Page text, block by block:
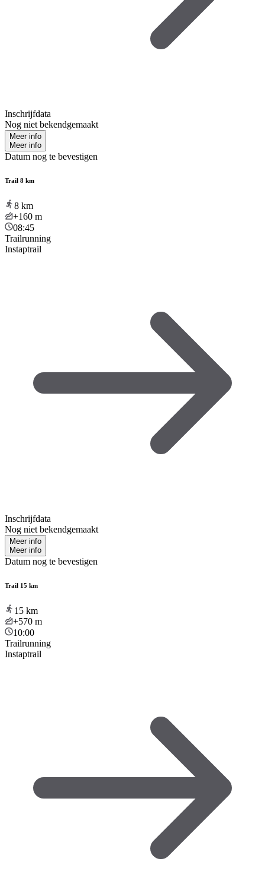
Inschrijfdata
Nog niet bekendgemaakt
Meer info
Meer info
Datum nog te bevestigen
Trail 8 km
8 km
+160 m
08:45
Trailrunning
Instaptrail
Inschrijfdata
Nog niet bekendgemaakt
Meer info
Meer info
Datum nog te bevestigen
Trail 15 km
15 km
+570 m
10:00
Trailrunning
Instaptrail